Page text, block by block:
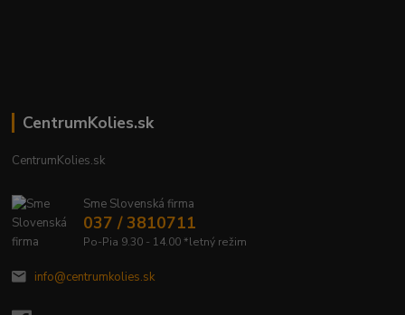
CentrumKolies.sk
CentrumKolies.sk
Sme Slovenská firma
037 / 3810711
Po-Pia 9.30 - 14.00 *letný režim
info@centrumkolies.sk